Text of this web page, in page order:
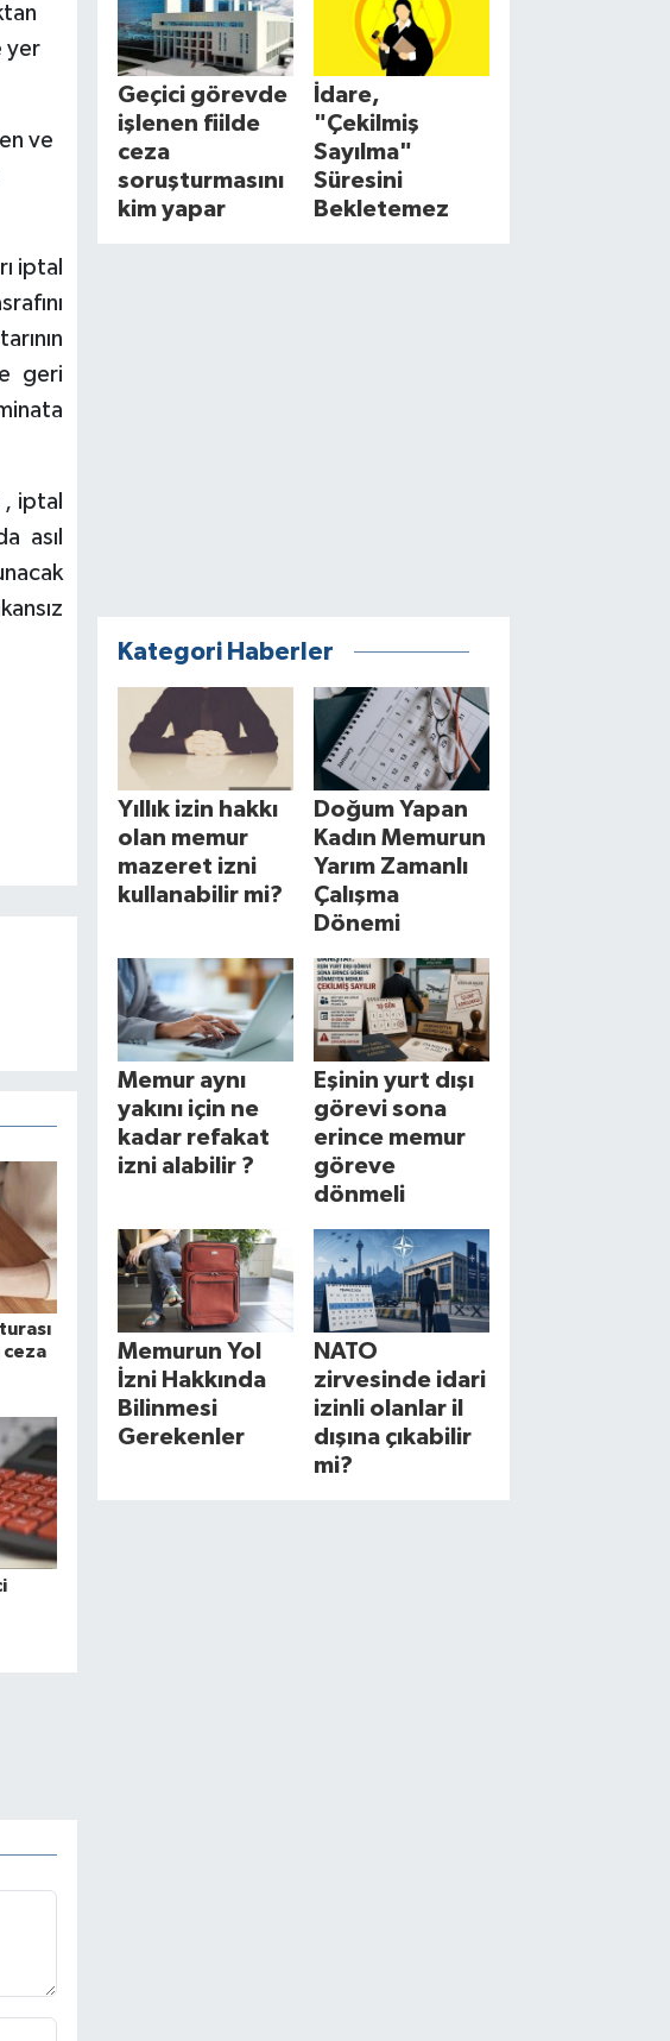
yer
ve
iptal
geri
iptal
asıl
ceza
Geçici görevde
işlenen fiilde
ceza
soruşturmasını
kim yapar
İdare,
"Çekilmiş
Sayılma"
Süresini
Bekletemez
Kategori Haberler
Yıllık izin hakkı
olan memur
mazeret izni
kullanabilir mi?
Doğum Yapan
Kadın Memurun
Yarım Zamanlı
Çalışma
Dönemi
Memur aynı
yakını için ne
kadar refakat
izni alabilir ?
Eşinin yurt dışı
görevi sona
erince memur
göreve
dönmeli
Memurun Yol
İzni Hakkında
Bilinmesi
Gerekenler
NATO
zirvesinde idari
izinli olanlar il
dışına çıkabilir
mi?